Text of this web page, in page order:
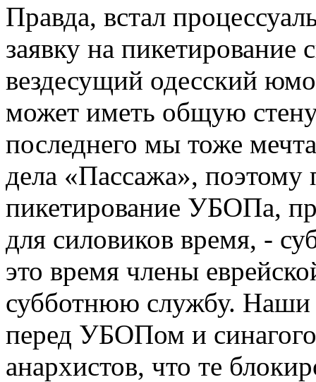
Правда, встал
заявку на пикетирование
вездесущий одесский
может иметь общую
последнего мы тоже
дела «Пассажа», поэтому
пикетирование УБОПа,
для силовиков время, -
это время члены
субботнюю службу. Наши
перед УБОПом и
анархистов, что те